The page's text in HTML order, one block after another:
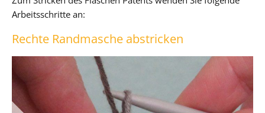
Arbeitsschritte an:
Rechte Randmasche abstricken